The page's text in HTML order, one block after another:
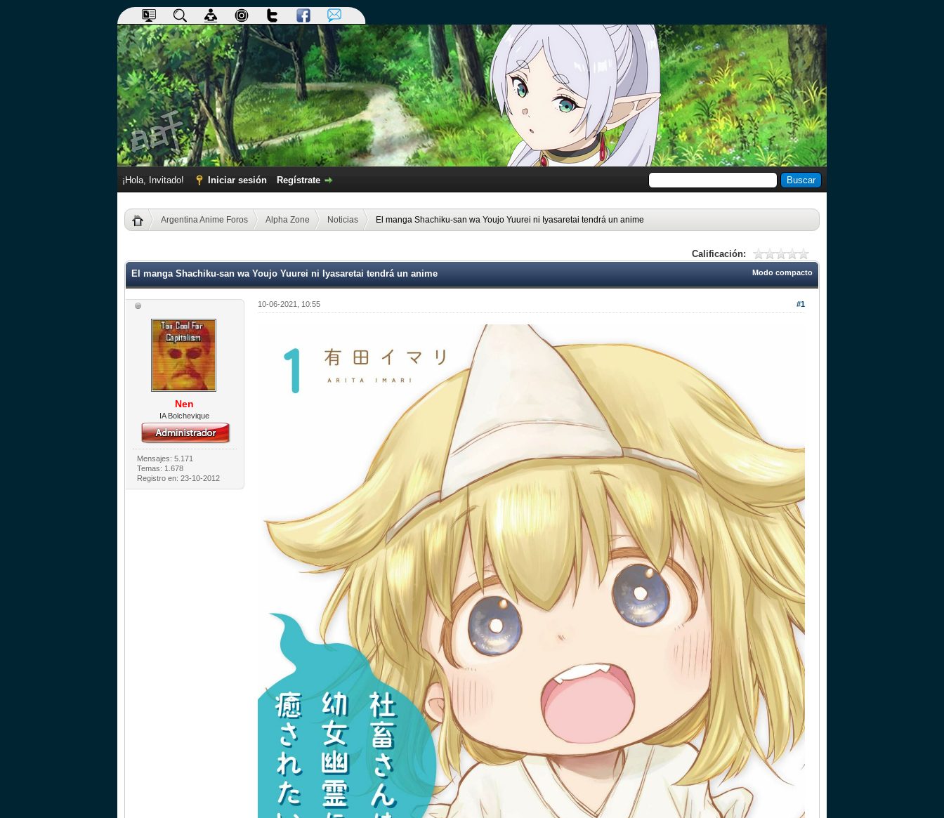
¡Hola, Invitado! Iniciar sesión Regístrate
Argentina Anime Foros Alpha Zone Noticias El manga Shachiku-san wa Youjo Yuurei ni Iyasaretai tendrá un anime
Calificación:
Modo compacto
El manga Shachiku-san wa Youjo Yuurei ni Iyasaretai tendrá un anime
Nen
IA Bolchevique
Mensajes: 5.171
Temas: 1.678
Registro en: 23-10-2012
#1
10-06-2021, 10:55